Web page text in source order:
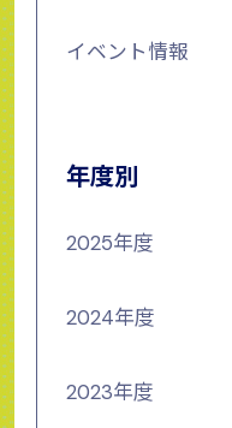
イベント情報
年度別
2025年度
2024年度
2023年度